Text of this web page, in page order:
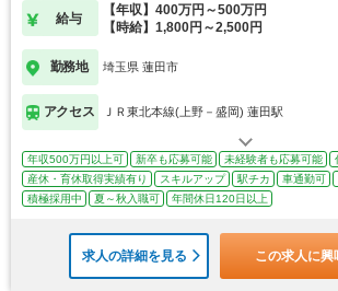
給与
【年収】400万円～500万円
【時給】1,800円～2,500円
勤務地 埼玉県 蓮田市
アクセス ＪＲ東北本線(上野－盛岡) 蓮田駅
年収500万円以上可 新卒も応募可能 未経験者も応募可能
産休・育休取得実績有り
スキルアップ 駅チカ 車通勤可
積極採用中
夏～秋入職可 年間休日120日以上
求人の詳細を見る この求人に興